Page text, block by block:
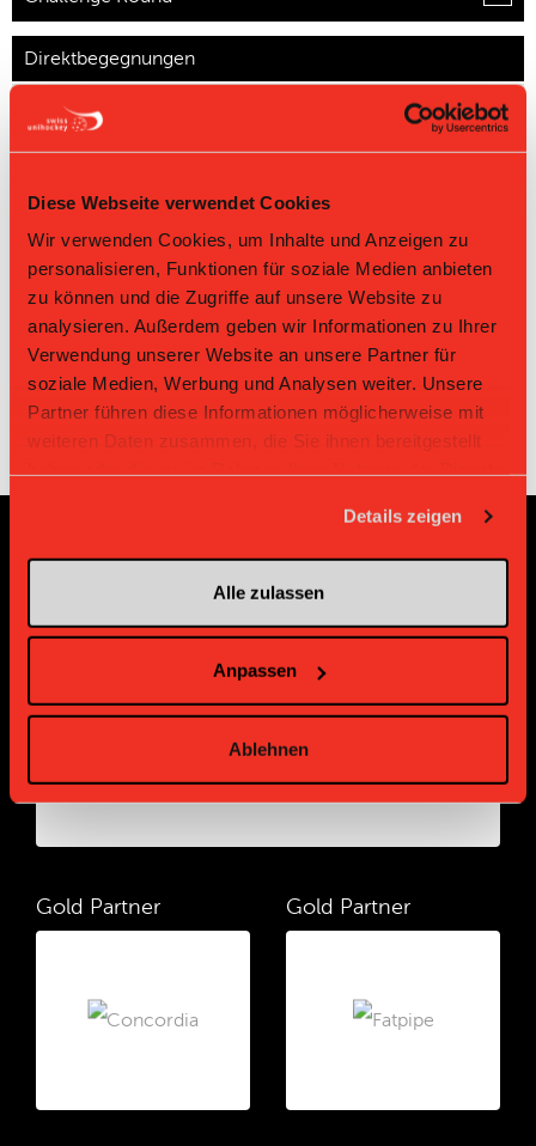
Diese Webseite verwendet Cookies
Wir verwenden Cookies, um Inhalte und Anzeigen zu
personalisieren, Funktionen für soziale Medien anbieten
zu können und die Zugriffe auf unsere Website zu
analysieren. Außerdem geben wir Informationen zu Ihrer
Verwendung unserer Website an unsere Partner für
soziale Medien, Werbung und Analysen weiter. Unsere
Partner führen diese Informationen möglicherweise mit
weiteren Daten zusammen, die Sie ihnen bereitgestellt
Details zeigen
Alle zulassen
Anpassen
Ablehnen
Direktbegegnungen
Resultat
Bassersdorf
Pfannenstiel
22.11.2025 09:00
Bassersdorf
Nürensdorf IV
Pfannenstiel
Egg III
6:6
18.11.2018 09:55 Pfannenstiel Egg III
Nürensdorf IV 3:9
Platin Partner
Gold Partner Gold Partner